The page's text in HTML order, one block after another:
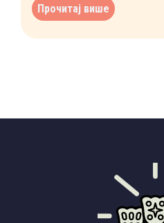
Прочитај више